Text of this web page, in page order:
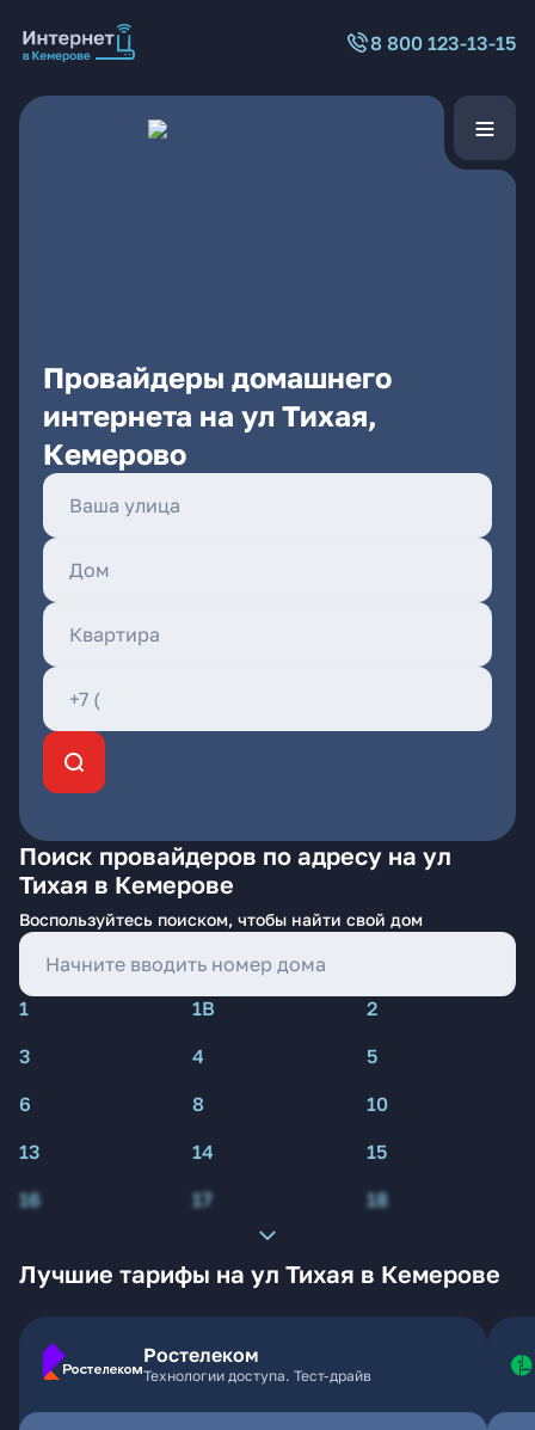
8 800 123-13-15
Провайдеры домашнего
интернета на ул Тихая,
Кемерово
Поиск провайдеров по адресу на ул
Тихая в Кемерове
Воспользуйтесь поиском, чтобы найти свой дом
1 1В
2
3
4
5
6
8
10
13
14
15
16
17 18
Лучшие тарифы на ул Тихая в Кемерове
Ростелеком
Технологии доступа. Тест-драйв